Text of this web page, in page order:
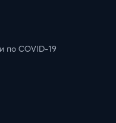
по COVID-19